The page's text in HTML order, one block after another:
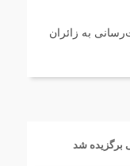
به زائران